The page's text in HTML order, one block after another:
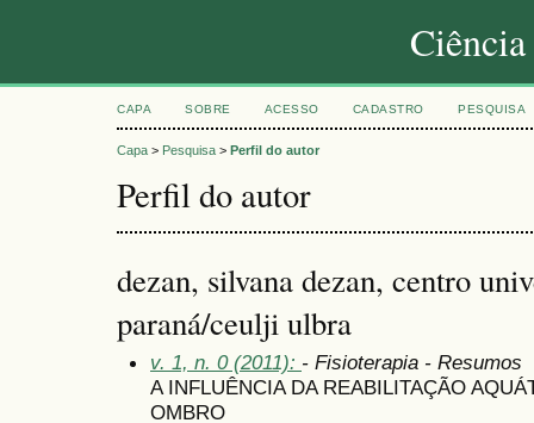
CAPA SOBRE ACESSO CADASTRO PESQUISA
Capa > Pesquisa > Perfil do autor
Perfil do autor
dezan, silvana dezan, centro
paraná/ceulji ulbra
v. 1, n. 0 (2011): - Fisioterapia - Resumos
A INFLUÊNCIA DA REABILITAÇÃO
OMBRO